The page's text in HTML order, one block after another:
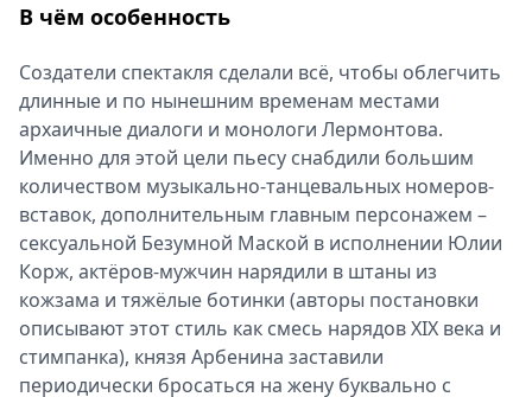
В чём особенность
Создатели спектакля сделали всё, чтобы облегчить
длинные и по нынешним временам местами
архаичные диалоги и монологи Лермонтова.
Именно для этой цели пьесу снабдили большим
количеством музыкально-танцевальных номеров-
вставок, дополнительным главным персонажем –
сексуальной Безумной Маской в исполнении Юлии
Корж, актёров-мужчин нарядили в штаны из
кожзама и тяжёлые ботинки (авторы постановки
описывают этот стиль как смесь нарядов XIX века и
стимпанка), князя Арбенина заставили
периодически бросаться на жену буквально с